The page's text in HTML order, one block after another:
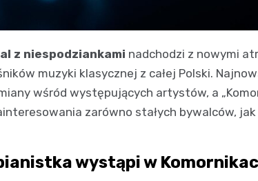
z niespodziankami nadchodzi z nowymi
muzyki klasycznej z całej Polski.
wśród występujących artystów, a
zarówno stałych bywalców,
wystąpi w